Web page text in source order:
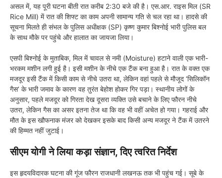
असल में, यह पूरी घटना बीती रात करीब 2:30 बजे की है। एस.आर. राइस मिल (SR
Rice Mill) में रात की शिफ्ट का काम अपनी सामान्य गति से चल रहा था। हादसे की
सूचना मिलते ही संभल के पुलिस अधीक्षक (SP) कृष्ण कुमार बिश्नोई भारी पुलिस बल
के साथ मौके पर पहुंचे और हालात का जायजा लिया।
एसपी बिश्नोई के मुताबिक, मिल में चावल से नमी (Moisture) हटाने वाली एक भारी-
भरकम मशीन लगी हुई है। इसी मशीन के नीचे एक टैंक बना हुआ है। रात के वक्त एक
मजदूर इसी टैंक में किसी काम से नीचे उतरा था, लेकिन वहां पहले से मौजूद ‘सिलिकॉन
गैस’ के भारी जमाव के कारण वह तुरंत बेहोश होकर गिर पड़ा। स्थानीय लोगों के
अनुसार, पहले मजदूर को गिरता देख दूसरा व्यक्ति उसे बचाने के लिए फौरन नीचे
उतरा, लेकिन गैस का असर इतना तेज था कि वह भी वहीं अचेत हो गया। गहराई और
मौत के इस खौफनाक मंजर को देखकर इसके बाद किसी अन्य मजदूर ने टैंक में उतरने
की हिम्मत नहीं जुटाई।
सीएम योगी ने लिया कड़ा संज्ञान, दिए त्वरित निर्देश
इस हृदयविदारक घटना की गूंज फौरन राजधानी लखनऊ तक भी पहुंच गई। सूबे के